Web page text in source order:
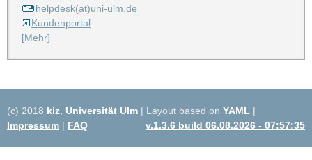
helpdesk(at)uni-ulm.de
Kundenportal
[Mehr]
(c) 2018 kiz Universität Ulm | Layout based on YAML |
Impressum | FAQ v.1.3.6 build 06.08.2026 - 07:57:35